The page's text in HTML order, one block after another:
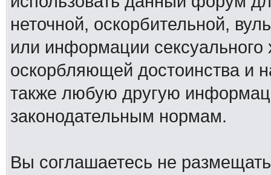
неточной, оскорбительной,
или информации
оскорбляющей достоинства и
также любую другую
законодательным нормам.
Вы соглашаетесь не